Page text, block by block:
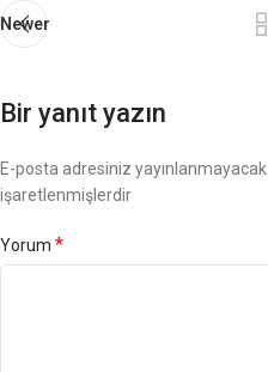
Newer
Bir yanıt yazın
E-posta adresiniz yayınlanmayacak.
işaretlenmişlerdir
Yorum *